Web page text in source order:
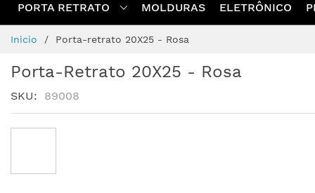
PORTA RETRATO
MOLDURAS ELETRÔNICO
Inicio Porta-retrato 20X25 - Rosa
Porta-Retrato 20X25 - Rosa
SKU 89008